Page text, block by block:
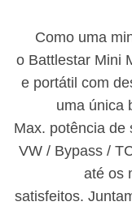
Como uma
o Battlestar Mini
e portátil com
uma única
Max. potência de
VW / Bypass /
até os
satisfeitos.